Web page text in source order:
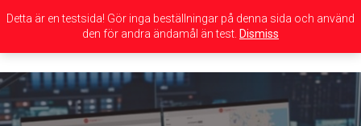
navigation
Detta är en testsida! Gör inga beställningar på denna sida och använd
den för andra ändamål än test. Dismiss